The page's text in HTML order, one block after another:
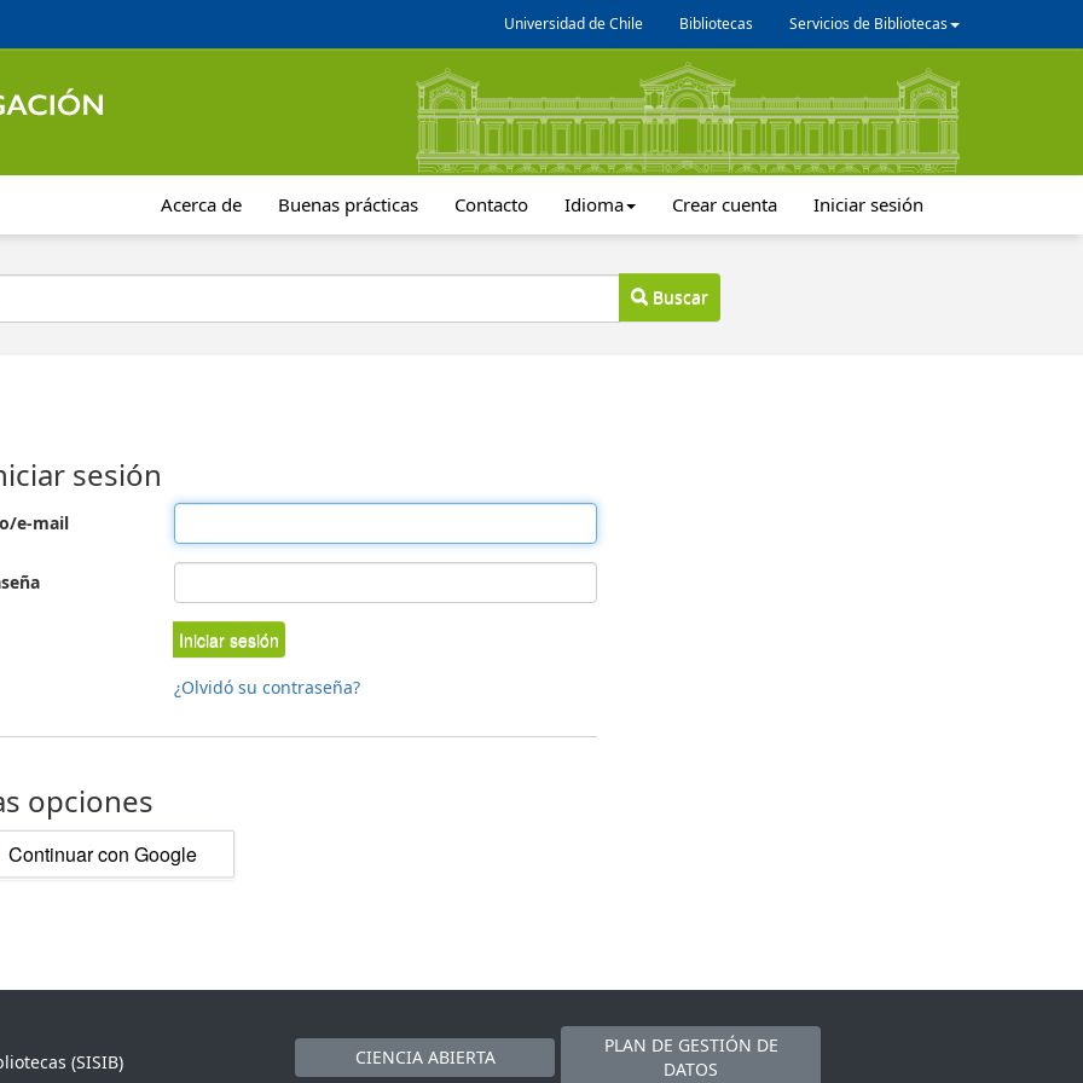
Universidad de Chile Bibliotecas Servicios de Bibliotecas
Acerca de Buenas prácticas Contacto Idioma Crear cuenta Iniciar sesión
Buscar
sesión
e-mail
Iniciar sesión
¿Olvidó su contraseña?
opciones
Continuar con Google
(SISIB)
CIENCIA ABIERTA
PLAN DE GESTIÓN DE
DATOS